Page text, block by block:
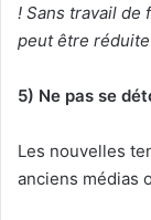
! Sans travail de
peut être réduite
5) Ne pas se
Les nouvelles
anciens médias